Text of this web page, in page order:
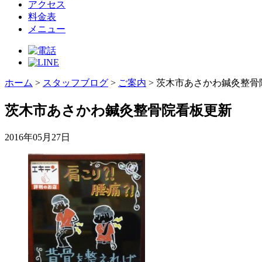
アクセス
料金表
メニュー
ホーム > スタッフブログ > ご案内 > 茨木市あさかわ鍼灸整骨
茨木市あさかわ鍼灸整骨院看板更新
2016年05月27日